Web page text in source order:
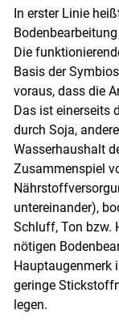
In erster Linie
Die
Basis der
voraus, dass die
Das ist einerseits
durch Soja,
Wasserhaushalt
Zusammenspiel
untereinander),
Schluff, Ton bzw.
nötigen
Hauptaugenmerk
geringe
legen.